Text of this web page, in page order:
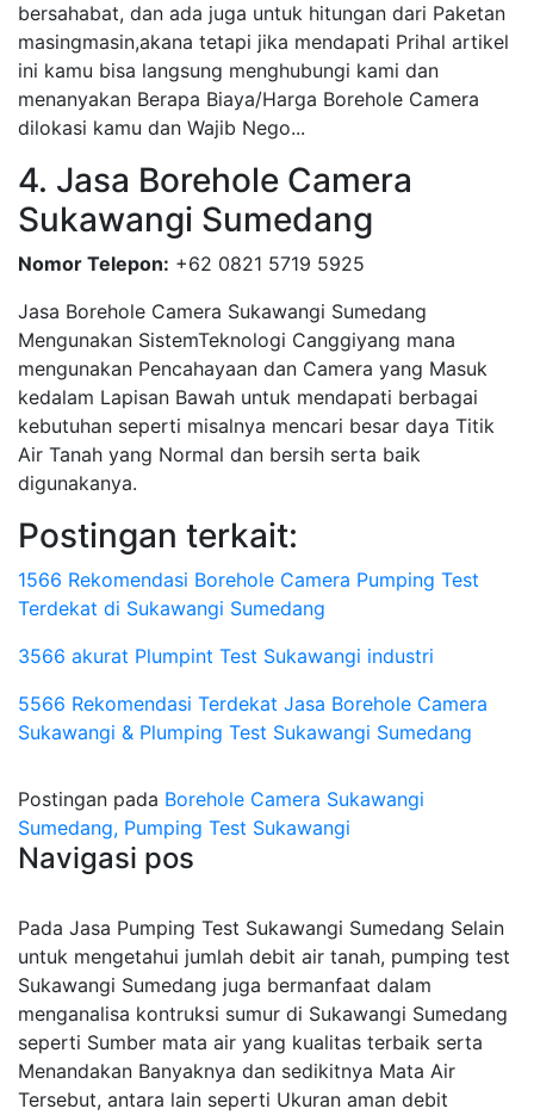
bersahabat, dan ada juga untuk hitungan dari Paketan
masingmasin,akana tetapi jika mendapati Prihal artikel
ini kamu bisa langsung menghubungi kami dan
menanyakan Berapa Biaya/Harga Borehole Camera
dilokasi kamu dan Wajib Nego...
4. Jasa Borehole Camera
Sukawangi Sumedang
Nomor Telepon: +62 0821 5719 5925
Jasa Borehole Camera Sukawangi Sumedang
Mengunakan SistemTeknologi Canggiyang mana
mengunakan Pencahayaan dan Camera yang Masuk
kedalam Lapisan Bawah untuk mendapati berbagai
kebutuhan seperti misalnya mencari besar daya Titik
Air Tanah yang Normal dan bersih serta baik
digunakanya.
Postingan terkait:
1566 Rekomendasi Borehole Camera Pumping Test
Terdekat di Sukawangi Sumedang
3566 akurat Plumpint Test Sukawangi industri
5566 Rekomendasi Terdekat Jasa Borehole Camera
Sukawangi & Plumping Test Sukawangi Sumedang
Postingan pada Borehole Camera Sukawangi
Sumedang, Pumping Test Sukawangi
Navigasi pos
Pada Jasa Pumping Test Sukawangi Sumedang Selain
untuk mengetahui jumlah debit air tanah, pumping test
Sukawangi Sumedang juga bermanfaat dalam
menganalisa kontruksi sumur di Sukawangi Sumedang
seperti Sumber mata air yang kualitas terbaik serta
Menandakan Banyaknya dan sedikitnya Mata Air
Tersebut, antara lain seperti Ukuran aman debit